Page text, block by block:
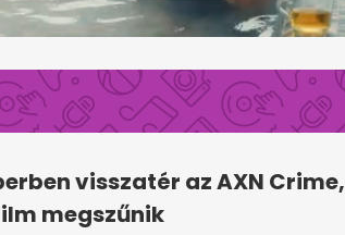
visszatér az AXN Crime,
megszűnik